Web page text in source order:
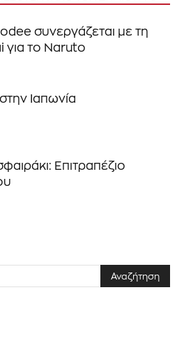
συνεργάζεται με τη
για το Naruto
στην Ιαπωνία
Επιτραπέζιο